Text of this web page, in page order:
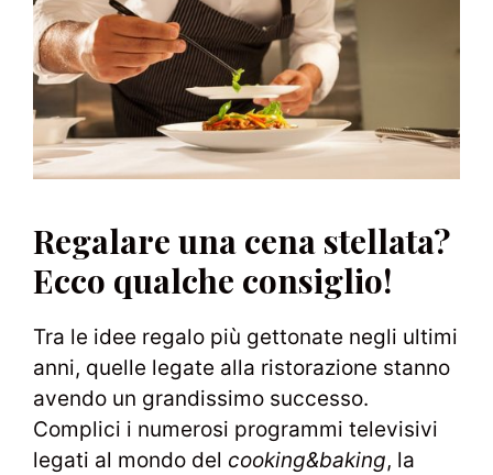
Regalare una cena stellata?
Ecco qualche consiglio!
Tra le idee regalo più gettonate negli ultimi
anni, quelle legate alla ristorazione stanno
avendo un grandissimo successo.
Complici i numerosi programmi televisivi
legati al mondo del cooking&baking, la